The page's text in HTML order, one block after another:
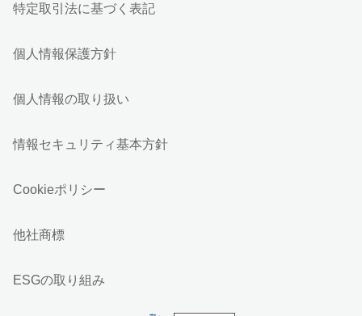
特定取引法に基づく表記
個人情報保護方針
個人情報の取り扱い
情報セキュリティ基本方針
Cookieポリシー
他社商標
ESGの取り組み